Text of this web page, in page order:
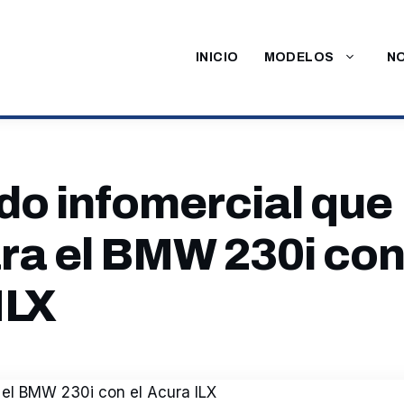
INICIO MODELOS
infomercial que
el BMW 230i